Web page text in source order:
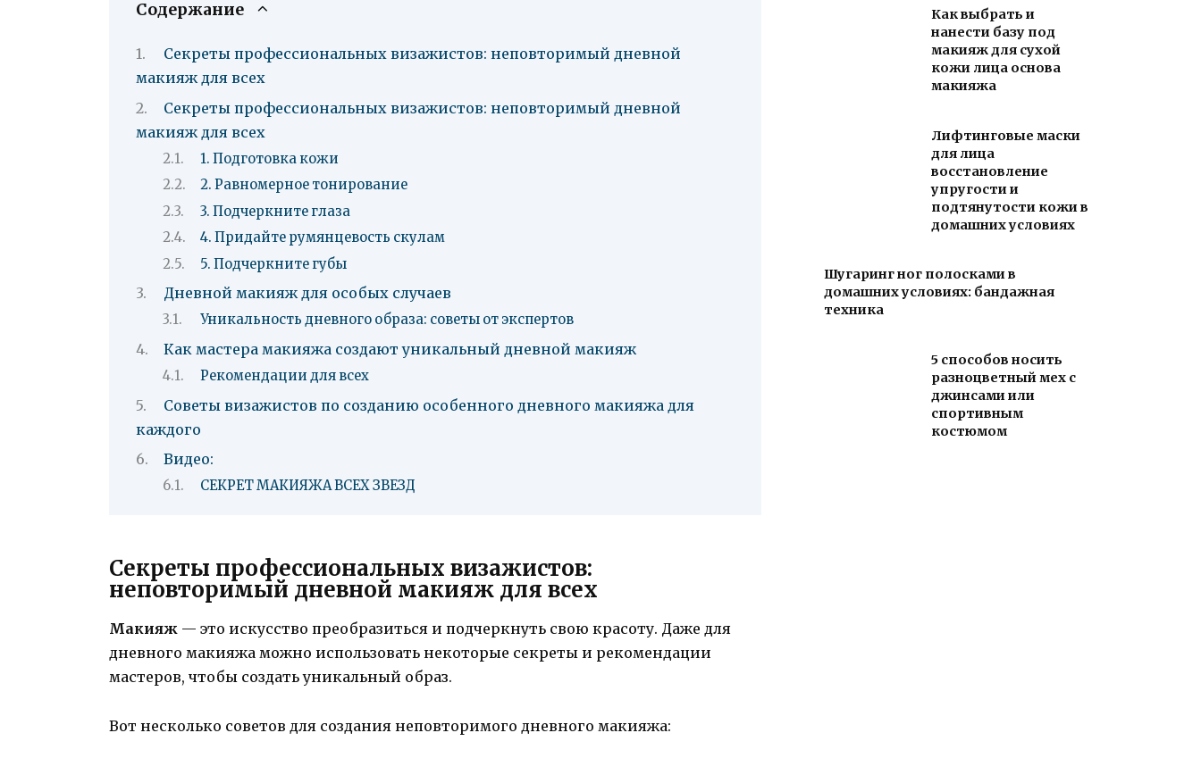
Содержание
Секреты профессиональных визажистов: неповторимый дневной
макияж для всех
Секреты профессиональных визажистов: неповторимый дневной
макияж для всех
1. Подготовка кожи
2. Равномерное тонирование
3. Подчеркните глаза
4. Придайте румянцевость скулам
5. Подчеркните губы
Дневной макияж для особых случаев
Уникальность дневного образа: советы от экспертов
Как мастера макияжа создают уникальный дневной макияж
Рекомендации для всех
Советы визажистов по созданию особенного дневного макияжа для
каждого
Видео:
СЕКРЕТ МАКИЯЖА ВСЕХ ЗВЕЗД
Секреты профессиональных визажистов:
неповторимый дневной макияж для всех
Макияж — это искусство преобразиться и подчеркнуть свою красоту. Даже для
дневного макияжа можно использовать некоторые секреты и рекомендации
мастеров, чтобы создать уникальный образ.
Вот несколько советов для создания неповторимого дневного макияжа:
Как выбрать и
нанести базу под
макияж для сухой
кожи лица основа
макияжа
Лифтинговые маски
для лица
восстановление
упругости и
подтянутости кожи в
домашних условиях
Шугаринг ног полосками в
домашних условиях: бандажная
техника
5 способов носить
разноцветный мех с
джинсами или
спортивным
костюмом